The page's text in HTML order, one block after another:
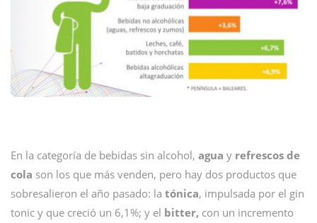
En la categoría de bebidas sin alcohol, agua y refrescos de
cola son los que más venden, pero hay dos productos que
sobresalieron el año pasado: la tónica, impulsada por el gin
tonic y que creció un 6,1%; y el bitter, con un incremento